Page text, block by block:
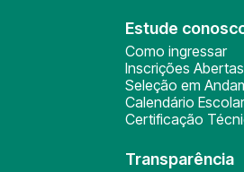
Estude
Como ingressar
Inscrições Abertas
Seleção em
Calendário Escolar
Certificação
Transparência